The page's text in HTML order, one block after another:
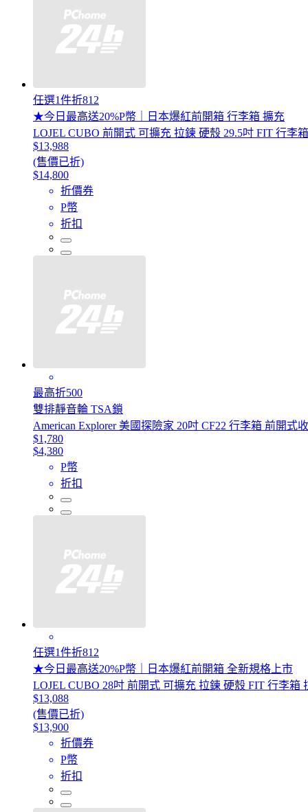
任選1件折812
★今日最高送20%P幣｜日本爆紅前開箱 行李箱 擴充
LOJEL CUBO 前開式 可擴充 拉鍊 硬殼 29.5吋 FIT 行李
$13,988
(售價已折)
$14,800
折價券
P幣
折扣
最高折500
雙排靜音輪 TSA鎖
American Explorer 美國探險家 20吋 CF22 行李箱 前開
$1,780
$4,380
P幣
折扣
任選1件折812
★今日最高送20%P幣｜日本爆紅前開箱 全新規格上市
LOJEL CUBO 28吋 前開式 可擴充 拉鍊 硬殼 FIT 行李箱
$13,088
(售價已折)
$13,900
折價券
P幣
折扣